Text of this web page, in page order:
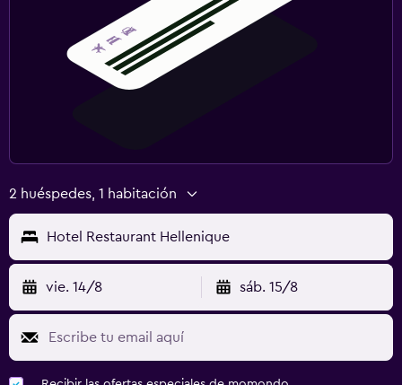
2 huéspedes, 1 habitación
Hotel Restaurant Hellenique
vie. 14/8 sáb. 15/8